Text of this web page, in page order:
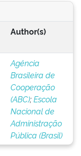
Author(s)
Agência
Brasileira de
Cooperação
(ABC);Escola
Nacional de
Administração
Pública (Brasil)